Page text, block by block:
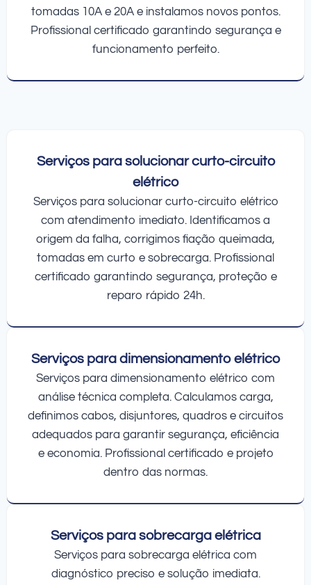
tomadas 10A e 20A e instalamos novos pontos.
Profissional certificado garantindo segurança e
funcionamento perfeito.
Serviços para solucionar curto-circuito
elétrico
Serviços para solucionar curto-circuito elétrico
com atendimento imediato. Identificamos a
origem da falha, corrigimos fiação queimada,
tomadas em curto e sobrecarga. Profissional
certificado garantindo segurança, proteção e
reparo rápido 24h.
Serviços para dimensionamento elétrico
Serviços para dimensionamento elétrico com
análise técnica completa. Calculamos carga,
definimos cabos, disjuntores, quadros e circuitos
adequados para garantir segurança, eficiência
e economia. Profissional certificado e projeto
dentro das normas.
Serviços para sobrecarga elétrica
Serviços para sobrecarga elétrica com
diagnóstico preciso e solução imediata.